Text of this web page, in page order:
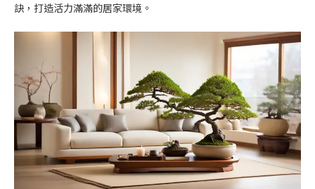
訣，打造活力滿滿的居家環境。